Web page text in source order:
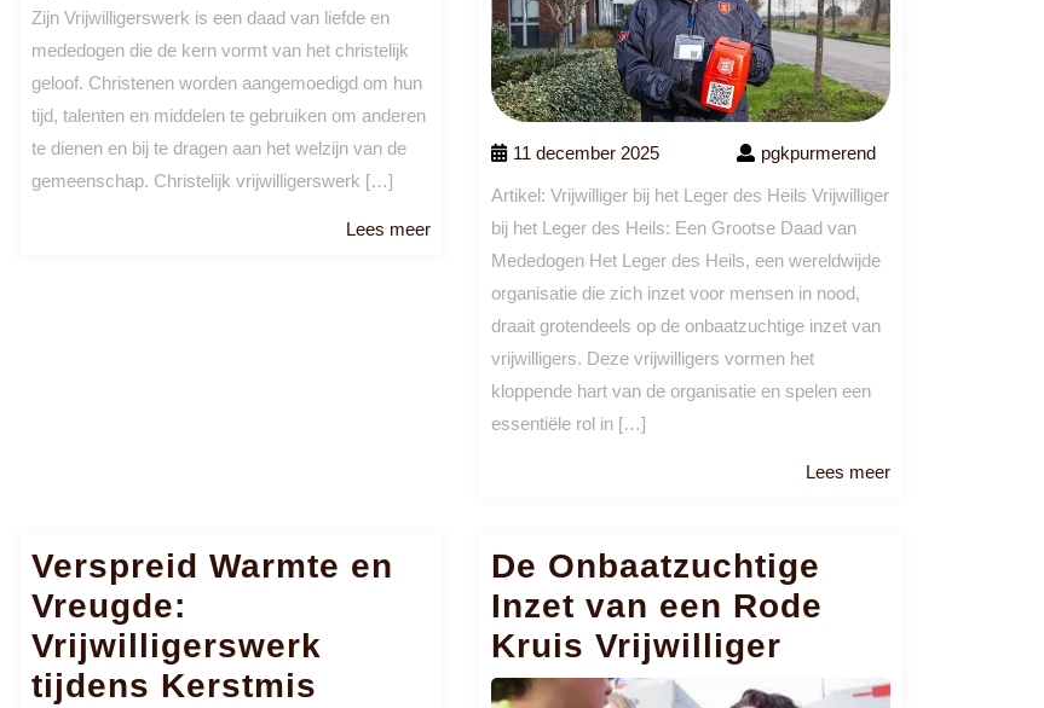
Zijn Vrijwilligerswerk is een daad van liefde en
mededogen die de kern vormt van het christelijk
geloof. Christenen worden aangemoedigd om hun
tijd, talenten en middelen te gebruiken om anderen
te dienen en bij te dragen aan het welzijn van de
gemeenschap. Christelijk vrijwilligerswerk […]
Lees meerLees
11 december 2025 pgkpurmerend
Artikel: Vrijwilliger bij het Leger des Heils Vrijwilliger
bij het Leger des Heils: Een Grootse Daad van
Mededogen Het Leger des Heils, een wereldwijde
organisatie die zich inzet voor mensen in nood,
draait grotendeels op de onbaatzuchtige inzet van
vrijwilligers. Deze vrijwilligers vormen het
kloppende hart van de organisatie en spelen een
essentiële rol in […]
Lees meerLees
Verspreid Warmte en
Vreugde:
Vrijwilligerswerk
tijdens Kerstmis
De Onbaatzuchtige
Inzet van een Rode
Kruis Vrijwilliger